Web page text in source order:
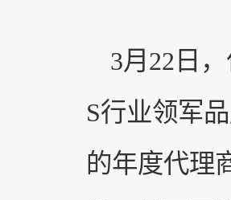
3月22日
S行业领军
的年度代理